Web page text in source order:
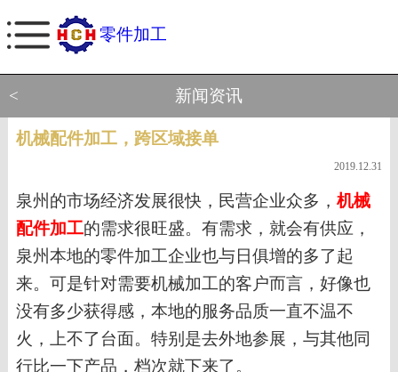
零件加工
< 新闻资讯
机械配件加工，跨区域接单
2019.12.31
泉州的市场经济发展很快，民营企业众多， 机械
配件加工的需求很旺盛。有需求，就会有供应，
泉州本地的零件加工企业也与日俱增的多了起
来。 可是针对需要机械加工的客户而言，好像也
没有多少获得感，本地的服务品质一直不温不
火，上不了台面。特别是去外地参展，与其他同
行比一下产品，档次就下来了。